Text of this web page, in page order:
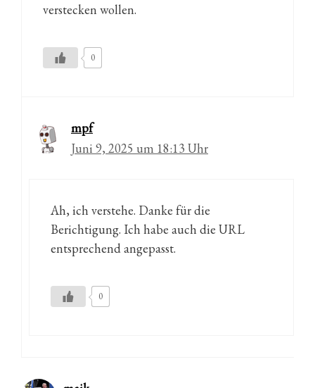
verstecken wollen.
0
mpf
Juni 9, 2025 um 18:13 Uhr
Ah, ich verstehe. Danke für die
Berichtigung. Ich habe auch die URL
entsprechend angepasst.
0